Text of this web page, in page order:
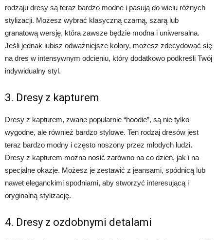
rodzaju dresy są teraz bardzo modne i pasują do wielu różnych
stylizacji. Możesz wybrać klasyczną czarną, szarą lub
granatową wersję, która zawsze będzie modna i uniwersalna.
Jeśli jednak lubisz odważniejsze kolory, możesz zdecydować się
na dres w intensywnym odcieniu, który dodatkowo podkreśli Twój
indywidualny styl.
3. Dresy z kapturem
Dresy z kapturem, zwane popularnie “hoodie”, są nie tylko
wygodne, ale również bardzo stylowe. Ten rodzaj dresów jest
teraz bardzo modny i często noszony przez młodych ludzi.
Dresy z kapturem można nosić zarówno na co dzień, jak i na
specjalne okazje. Możesz je zestawić z jeansami, spódnicą lub
nawet eleganckimi spodniami, aby stworzyć interesującą i
oryginalną stylizację.
4. Dresy z ozdobnymi detalami